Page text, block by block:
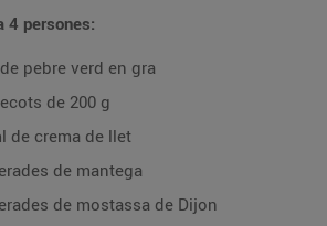
4 persones:
pebre verd en gra
de 200 g
de crema de llet
de mantega
de mostassa de Dijon